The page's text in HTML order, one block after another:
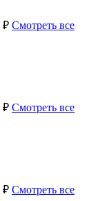
₽ Смотреть все
₽ Смотреть все
₽ Смотреть все